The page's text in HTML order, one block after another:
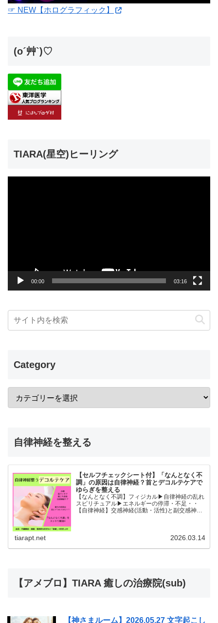
☞ NEW【ホログラフィック】
(o´艸`)♡
TIARA(星空)ヒーリング
00:00 03:16
Category
自律神経を整える
【セルフチェックシート付】「なんとなく不
調」の原因は自律神経？首とデコルテケアで
ゆらぎを整える
【なんとなく不調】フィジカル▶︎自律神経の乱れ
スピリチュアル▶︎エネルギーの停滞・不足・・
【自律神経】交感神経(活動・活性)と副交感神経
tiarapt.net 2026.03.14
【アメブロ】TIARA 癒しの治療院(sub)
【神さまルーム】2026.05.27 文字起こし